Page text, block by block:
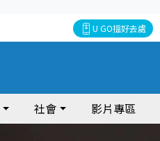
U GO搵好去處
社會 影片專區